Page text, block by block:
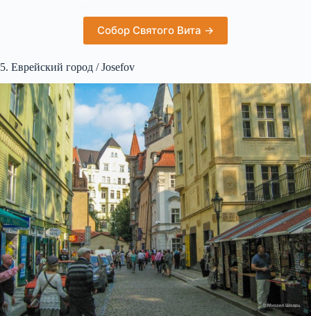
Собор Святого Вита →
5. Еврейский город / Josefov